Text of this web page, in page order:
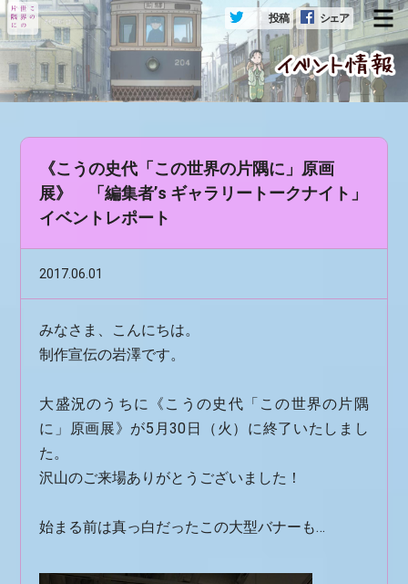
投稿 シェア
《こうの史代「この世界の片隅に」原画
展》 「編集者’s ギャラリートークナイト」
イベントレポート
2017.06.01
みなさま、こんにちは。
制作宣伝の岩澤です。
大盛況のうちに《こうの史代「この世界の片隅
に」原画展》が5月30日（火）に終了いたしまし
た。
沢山のご来場ありがとうございました！
始まる前は真っ白だったこの大型バナーも…